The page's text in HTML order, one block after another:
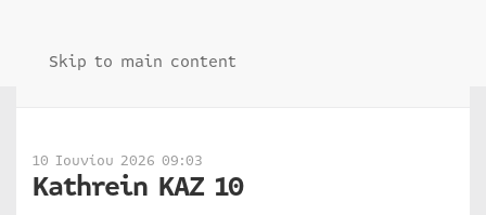
Skip to main content
10 Ιουνίου 2026 09:03
Kathrein KAZ 10